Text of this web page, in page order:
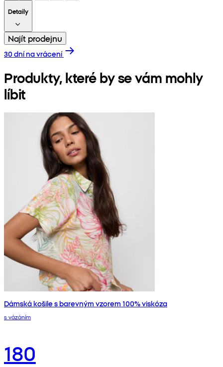
Detaily
Najít prodejnu
30 dní na vrácení
Produkty, které by se vám mohly
líbit
Dámská košile s barevným vzorem 100% viskóza
s vázáním
180